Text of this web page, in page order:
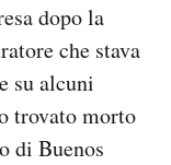
dopo la
che stava
su alcuni
trovato morto
di Buenos